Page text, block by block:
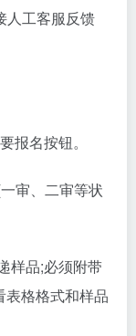
人工客服反馈
报名按钮。
审、二审等状
样品;必须附带
表格格式和样品